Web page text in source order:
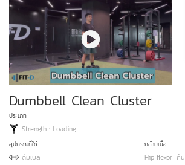
Dumbbell Clean Cluster
ประเภท
Strength : Loading
อุปกรณ์ที่ใช้
ดัมเบล
กล้ามเนื้อ
Hip flexor ก้น